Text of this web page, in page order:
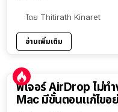
โดย Thitirath Kinaret
อ่านเพิ่มเติม
ฟีเจอร์ AirDrop ไม่ท
Mac มีขั้นตอนแก้ไขอย่